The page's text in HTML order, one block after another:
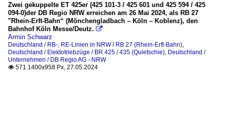
Zwei gekuppelte ET 425er (425 101-3 / 425 601 und 425 594 / 425
094-0)der DB Regio NRW erreichen am 26 Mai 2024, als RB 27
"Rhein-Erft-Bahn“ (Mönchengladbach – Köln – Koblenz), den
Bahnhof Köln Messe/Deutz. 
Armin Schwarz
Deutschland / RB-, RE-Linien in NRW / RB 27 (Rhein-Erft-Bahn),
Deutschland / Elektotriebzüge / BR 425 / 435 (Quietschie), Deutschland /
Unternehmen / DB Regio AG - NRW
 571 1400x958 Px, 27.05.2024